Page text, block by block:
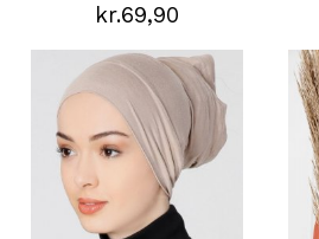
kr.69,90